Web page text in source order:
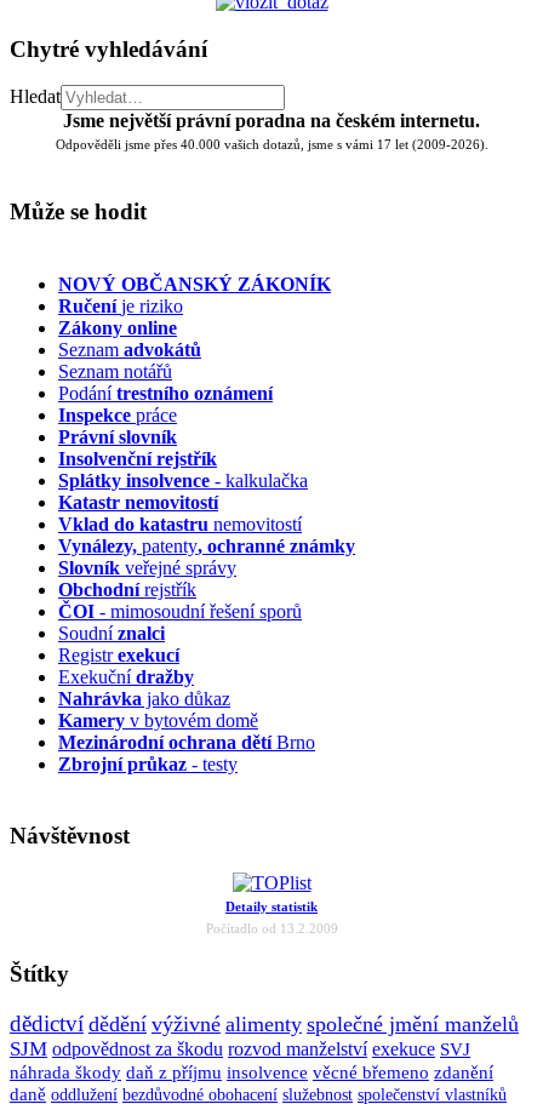
Chytré vyhledávání
Hledat
Jsme největší právní poradna na českém internetu.
Odpověděli jsme přes 40.000 vašich dotazů, jsme s vámi 17 let (2009-2026).
Může se hodit
NOVÝ OBČANSKÝ ZÁKONÍK
Ručeníje riziko
Zákony online
Seznam advokátů
Seznam notářů
Podánítrestního oznámení
Inspekce práce
Právní slovník
Insolvenčnírejstřík
Splátky insolvence - kalkulačka
Katastr nemovitostí
Vklad do katastru nemovitostí
Vynálezy, patenty, ochranné známky
Slovník veřejné správy
Obchodnírejstřík
ČOI - mimosoudní řešení sporů
Soudníznalci
Registrexekucí
Exekučnídražby
Nahrávka jako důkaz
Kamery v bytovém domě
Mezinárodní ochrana dětíBrno
Zbrojní průkaz - testy
Návštěvnost
Detaily statistik
Počítadlo od 13.2.2009
Štítky
dědictví dědění výživné alimenty společné jmění manželů
SJM odpovědnost za škodu rozvod manželství exekuce SVJ
náhrada škody daň z příjmu insolvence věcné břemeno zdanění
daně oddlužení bezdůvodné obohacení služebnost společenství vlastníků